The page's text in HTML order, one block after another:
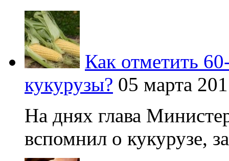
Как отметить
кукурузы? 05 марта
На днях глава
вспомнил о кукурузе,